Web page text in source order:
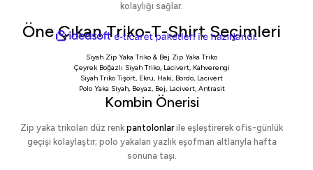
kolaylığı sağlar.
Öne Çıkan Triko-T-Shirt Seçimleri
Siyah Zip Yaka Triko & Bej Zip Yaka Triko
Çeyrek Boğazlı Siyah Triko, Lacivert, Kahverengi
Siyah Triko Tişört, Ekru, Haki, Bordo, Lacivert
Polo Yaka Siyah, Beyaz, Bej, Lacivert, Antrasit
Kombin Önerisi
Zip yaka trikoları düz renk pantolonlarile eşleştirerek ofis-günlük
geçişi kolaylaştır; polo yakaları yazlık eşofman altlarıyla hafta
sonuna taşı.
ideasoft
e-
paketleri
ile